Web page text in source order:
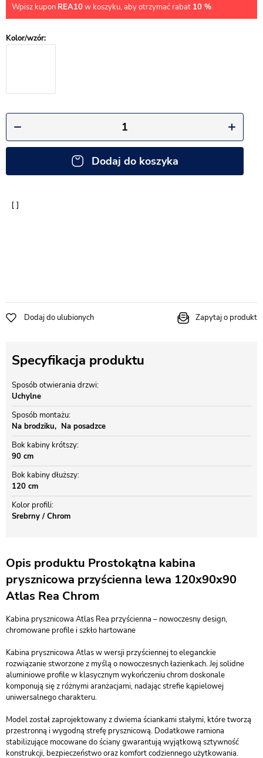
Wpisz kupon REA10w koszyku, aby otrzymać rabat 10 %
Dodaj do koszyka
Dodaj do ulubionych Zapytaj o produkt
Specyfikacja produktu
Sposób otwierania drzwi
Uchylne
Sposób montażu
Na brodziku
Na posadzce
Bok kabiny krótszy
90 cm
Bok kabiny dłuższy
120 cm
Kolor profili
Srebrny / Chrom
Opis produktu Prostokątna kabina
prysznicowa przyścienna lewa 120x90x90
Atlas Rea Chrom
Kabina prysznicowa Atlas Rea przyścienna – nowoczesny design,
chromowane profile i szkło hartowane
Kabina prysznicowa Atlas w wersji przyściennej to eleganckie
rozwiązanie stworzone z myślą o nowoczesnych łazienkach. Jej solidne
aluminiowe profile w klasycznym wykończeniu chrom doskonale
komponują się z różnymi aranżacjami, nadając strefie kąpielowej
uniwersalnego charakteru.
Model został zaprojektowany z dwiema ściankami stałymi, które tworzą
przestronną i wygodną strefę prysznicową. Dodatkowe ramiona
stabilizujące mocowane do ściany gwarantują wyjątkową sztywność
konstrukcji, bezpieczeństwo oraz komfort codziennego użytkowania.